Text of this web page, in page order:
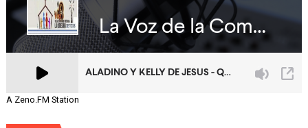
A Zeno.FM Station